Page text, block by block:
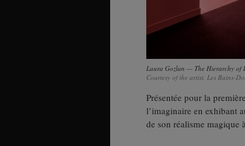
Laura Gozlan — The Hierarchy of
Courtesy of the artist, Les Bains-
Présentée pour la
l’imaginaire en exhibant
de son réalisme magique